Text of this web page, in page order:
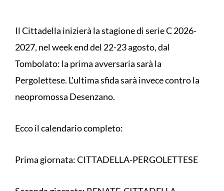
Il Cittadella inizierà la stagione di serie C 2026-
2027, nel week end del 22-23 agosto, dal
Tombolato: la prima avversaria sarà la
Pergolettese. L'ultima sfida sarà invece contro la
neopromossa Desenzano.
Ecco il calendario completo:
Prima giornata: CITTADELLA-PERGOLETTESE